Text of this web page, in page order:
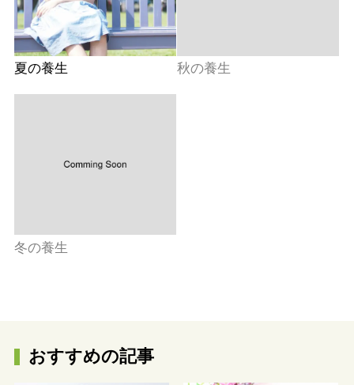
夏の養生 秋の養生
冬の養生
おすすめの記事